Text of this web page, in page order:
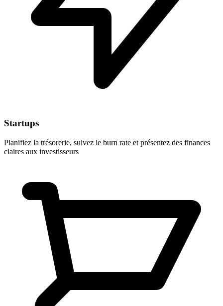
Startups
Planifiez la trésorerie, suivez le burn rate et présentez des finances
claires aux investisseurs